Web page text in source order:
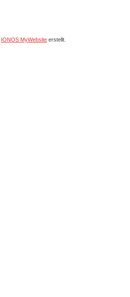
IONOS MyWebsite erstellt.